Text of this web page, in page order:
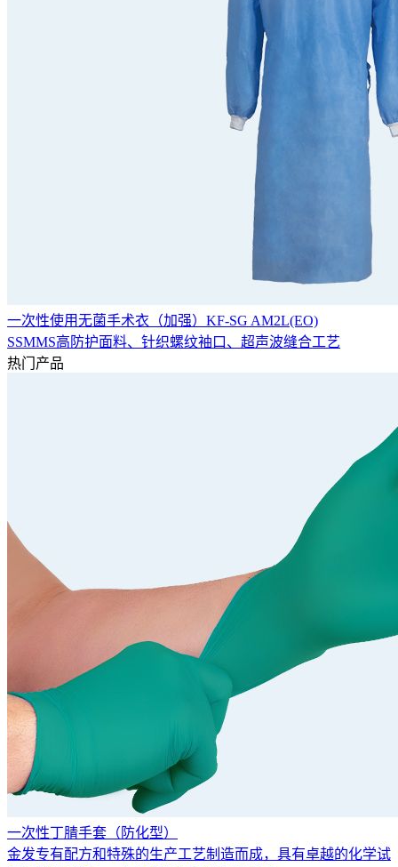
一次性使用无菌手术衣（加强）KF-SG AM2L(EO)
SSMMS高防护面料、针织螺纹袖口、超声波缝合工艺
热门产品
一次性丁腈手套（防化型）
金发专有配方和特殊的生产工艺制造而成，具有卓越的化学试